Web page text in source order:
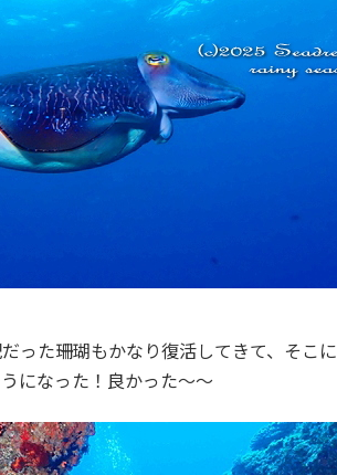
った珊瑚もかなり復活してきて、そこに
になった！良かった～～